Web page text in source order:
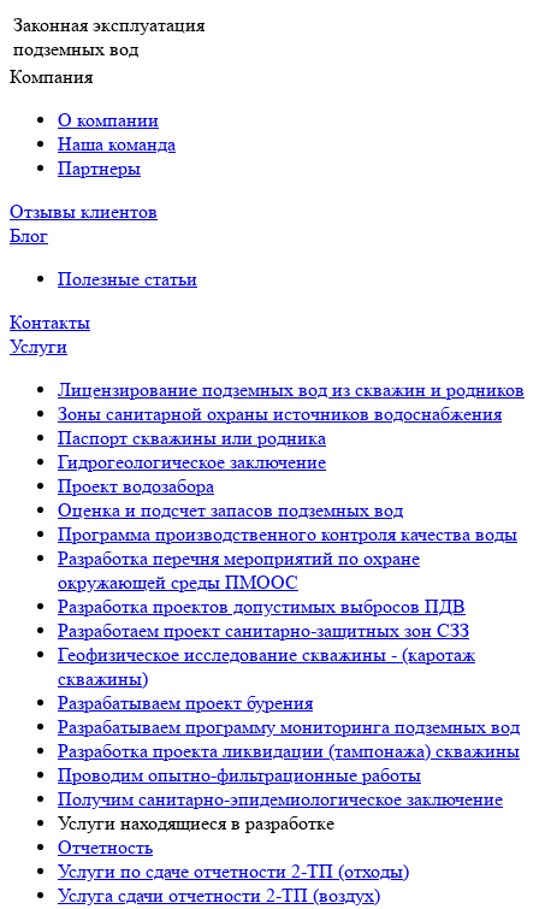
Законная эксплуатация
подземных вод
Компания
О компании
Наша команда
Партнеры
Отзывы клиентов
Блог
Полезные статьи
Контакты
Услуги
Лицензирование подземных вод из скважин и родников
Зоны санитарной охраны источников водоснабжения
Паспорт скважины или родника
Гидрогеологическое заключение
Проект водозабора
Оценка и подсчет запасов подземных вод
Программа производственного контроля качества воды
Разработка перечня мероприятий по охране
окружающей среды ПМООС
Разработка проектов допустимых выбросов ПДВ
Разработаем проект санитарно-защитных зон СЗЗ
Геофизическое исследование скважины - (каротаж
скважины)
Разрабатываем проект бурения
Разрабатываем программу мониторинга подземных вод
Разработка проекта ликвидации (тампонажа) скважины
Проводим опытно-фильтрационные работы
Получим санитарно-эпидемиологическое заключение
Услуги находящиеся в разработке
Отчетность
Услуги по сдаче отчетности 2-ТП (отходы)
Услуга сдачи отчетности 2-ТП (воздух)